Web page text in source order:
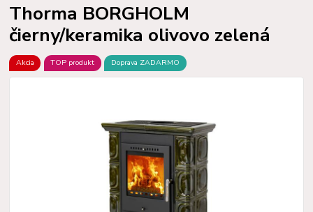
Thorma BORGHOLM
čierny/keramika olivovo zelená
Akcia TOP produkt Doprava ZADARMO